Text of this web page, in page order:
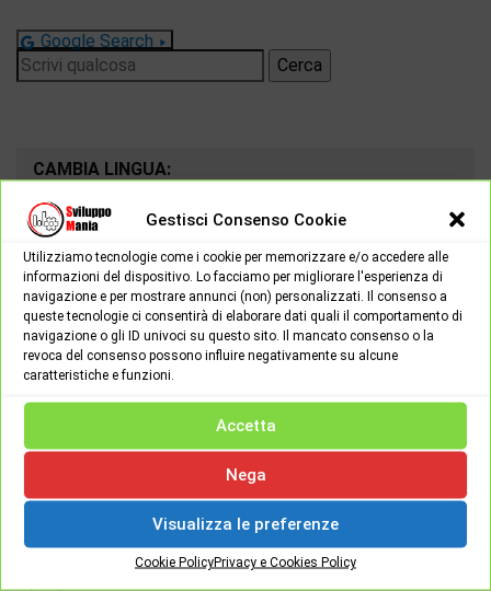
Gestisci Consenso Cookie
Utilizziamo tecnologie come i cookie per memorizzare e/o accedere alle
informazioni del dispositivo. Lo facciamo per migliorare l'esperienza di
navigazione e per mostrare annunci (non) personalizzati. Il consenso a
queste tecnologie ci consentirà di elaborare dati quali il comportamento di
navigazione o gli ID univoci su questo sito. Il mancato consenso o la
revoca del consenso possono influire negativamente su alcune
caratteristiche e funzioni.
Accetta
Nega
Visualizza le preferenze
Cookie PolicyPrivacy e Cookies Policy
Google Search
Ricerca
per:
CAMBIA LINGUA:
Password
[apsl-login-lite login]